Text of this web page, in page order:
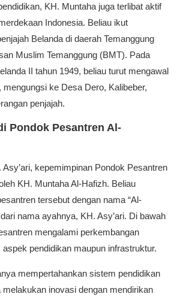
KH. Muntaha juga terlibat aktif
Indonesia. Beliau ikut
Belanda di daerah Temanggung
Muslim Temanggung (BMT). Pada
II tahun 1949, beliau turut mengawal
mengungsi ke Desa Dero, Kalibeber,
penjajah.
Pondok Pesantren Al-
kepemimpinan Pondok Pesantren
KH. Muntaha Al-Hafizh. Beliau
tersebut dengan nama “Al-
nama ayahnya, KH. Asy’ari. Di bawah
mengalami perkembangan
pendidikan maupun infrastruktur.
mempertahankan sistem pendidikan
melakukan inovasi dengan mendirikan